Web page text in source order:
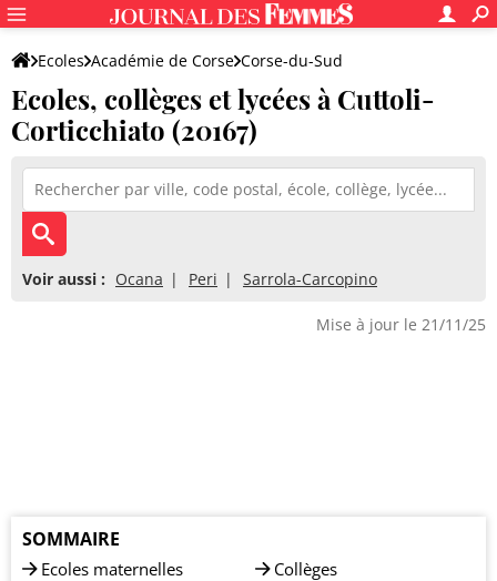
Ecoles Académie de Corse Corse-du-Sud
Ecoles, collèges et lycées à Cuttoli-
Corticchiato (20167)
Voir aussi : Ocana Peri Sarrola-Carcopino
Mise à jour le 21/11/25
SOMMAIRE
Ecoles maternelles
Collèges